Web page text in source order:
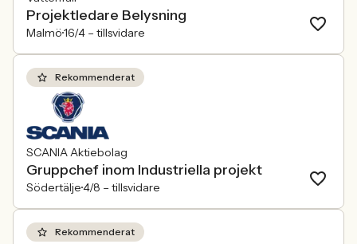
Projektledare Belysning
Malmö16/4 – tillsvidare
Rekommenderat
SCANIA Aktiebolag
Gruppchef inom Industriella projekt
Södertälje4/8 – tillsvidare
Rekommenderat